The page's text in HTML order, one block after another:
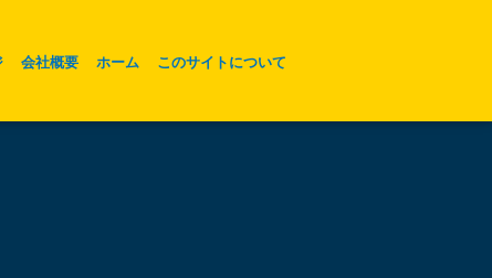
会社概要 ホーム このサイトについて